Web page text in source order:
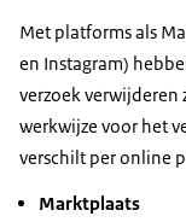
Met platforms als
en Instagram)
verzoek verwijderen
werkwijze voor het
verschilt per online
Marktplaats